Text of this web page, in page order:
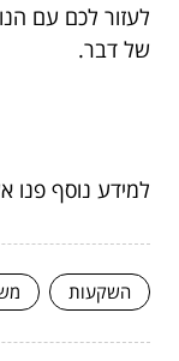
לעזור לכם עם
של דבר.
למידע נוסף פנו
השקעות